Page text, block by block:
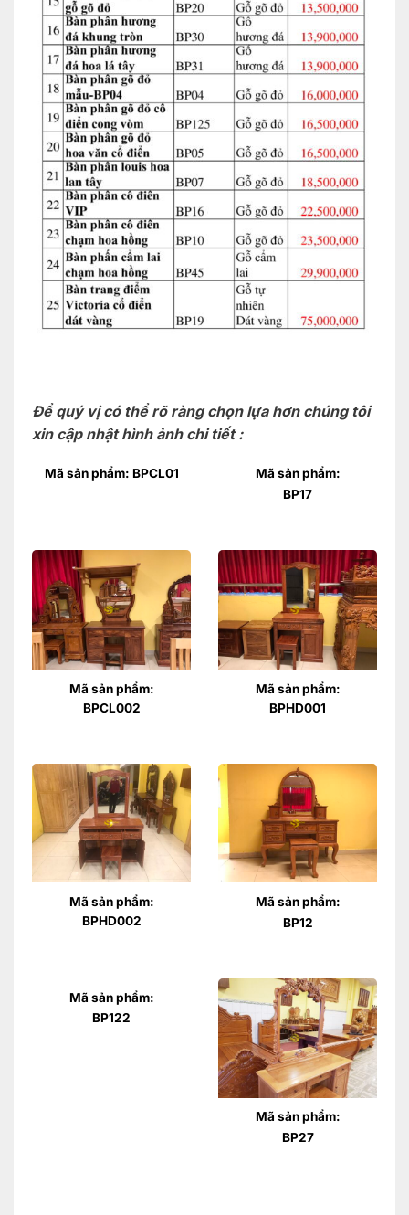
Để quý vị có thể rõ ràng chọn lựa hơn chúng tôi
xin cập nhật hình ảnh chi tiết :
Mã sản phẩm: BPCL01
Mã sản phẩm:
BP17
Mã sản phẩm:
BPCL002
Mã sản phẩm:
BPHD001
Mã sản phẩm:
BPHD002
Mã sản phẩm:
BP12
Mã sản phẩm:
BP122
Mã sản phẩm:
BP27